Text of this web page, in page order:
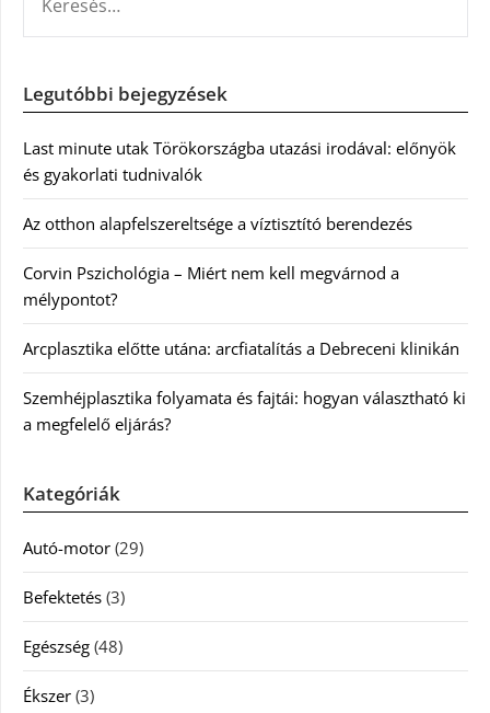
Legutóbbi bejegyzések
Last minute utak Törökországba utazási irodával: előnyök
és gyakorlati tudnivalók
Az otthon alapfelszereltsége a víztisztító berendezés
Corvin Pszichológia – Miért nem kell megvárnod a
mélypontot?
Arcplasztika előtte utána: arcfiatalítás a Debreceni klinikán
Szemhéjplasztika folyamata és fajtái: hogyan választható ki
a megfelelő eljárás?
Kategóriák
Autó-motor (29)
Befektetés (3)
Egészség (48)
Ékszer (3)